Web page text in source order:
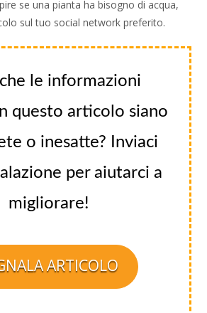
se una pianta ha bisogno di acqua,
sul tuo social network preferito.
che le informazioni
questo articolo siano
o inesatte? Inviaci
per aiutarci a
migliorare!
ARTICOLO